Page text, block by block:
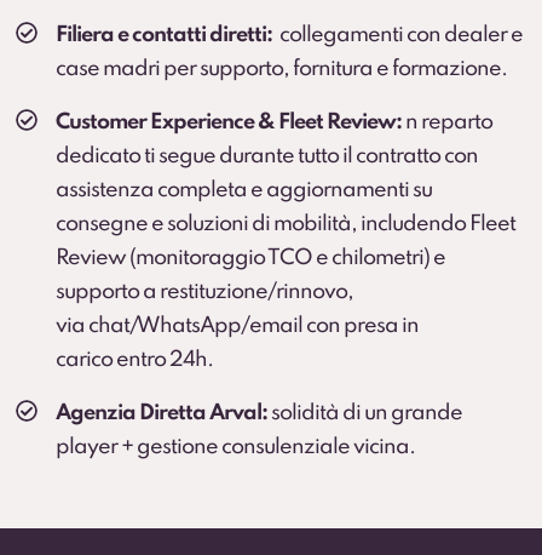
Scopri di più
Filiera e contatti diretti: collegamenti con dealer e
case madri per supporto, fornitura e formazione.
Customer Experience & Fleet Review: n reparto
dedicato ti segue durante tutto il contratto con
assistenza completa e aggiornamenti su
consegne e soluzioni di mobilità, includendo Fleet
Review (monitoraggio TCO e chilometri) e
supporto a restituzione/rinnovo,
via chat/WhatsApp/email con presa in
carico entro 24h.
Agenzia Diretta Arval: solidità di un grande
player + gestione consulenziale vicina.